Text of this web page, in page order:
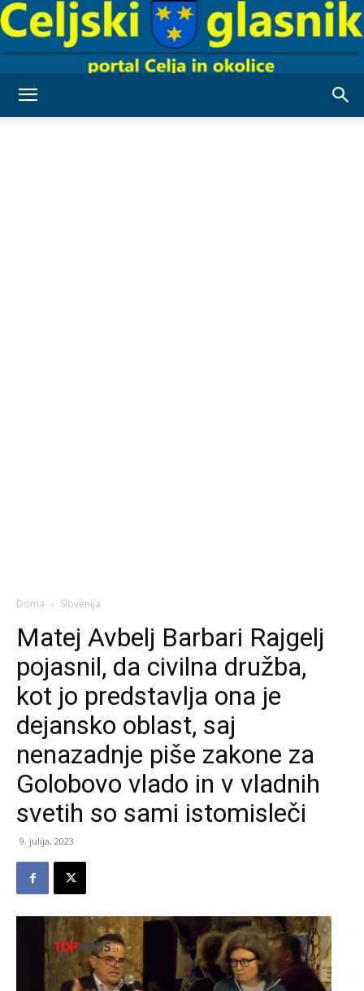
Doma Slovenija
Matej Avbelj Barbari Rajgelj
pojasnil, da civilna družba,
kot jo predstavlja ona je
dejansko oblast, saj
nenazadnje piše zakone za
Golobovo vlado in v vladnih
svetih so sami istomisleči
9. julija, 2023